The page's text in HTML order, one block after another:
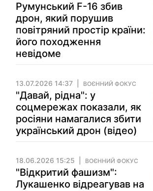
Румунський F-16 збив
дрон, який порушив
повітряний простір країни:
його походження
невідоме
13.07.2026 14:37 ВОЄННИЙ ФОКУС
"Давай, рідна": у
соцмережах показали, як
росіяни намагалися збити
український дрон (відео)
18.06.2026 15:25 ВОЄННИЙ ФОКУС
"Відкритий фашизм":
Лукашенко відреагував на